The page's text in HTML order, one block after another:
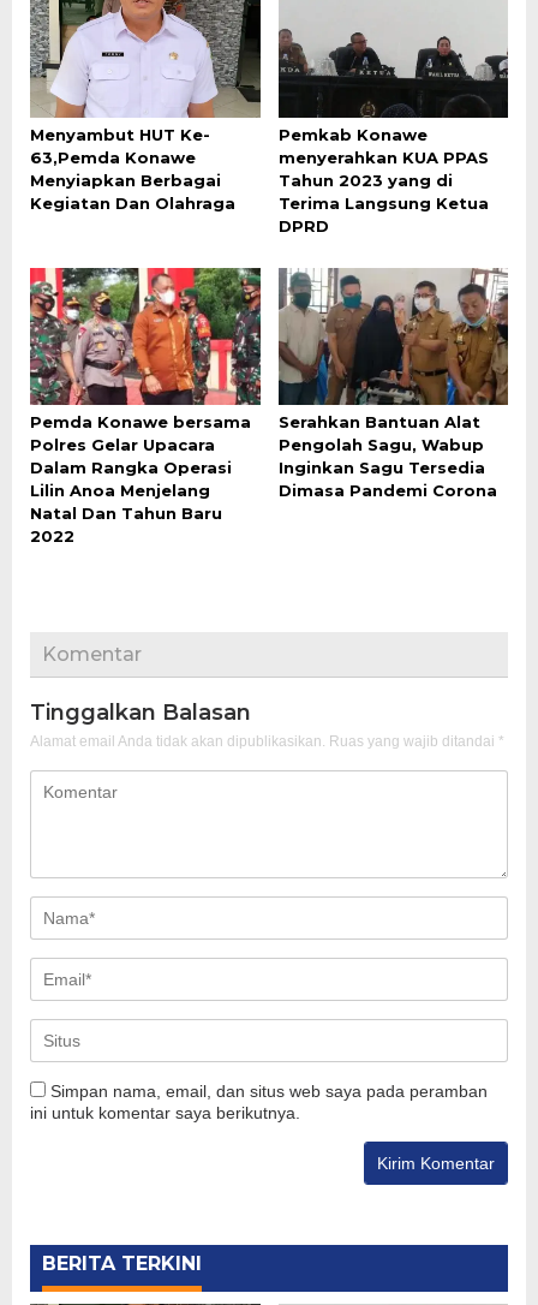
Menyambut HUT Ke-
63,Pemda Konawe
Menyiapkan Berbagai
Kegiatan Dan Olahraga
Pemkab Konawe
menyerahkan KUA PPAS
Tahun 2023 yang di
Terima Langsung Ketua
DPRD
Pemda Konawe bersama
Polres Gelar Upacara
Dalam Rangka Operasi
Lilin Anoa Menjelang
Natal Dan Tahun Baru
2022
Serahkan Bantuan Alat
Pengolah Sagu, Wabup
Inginkan Sagu Tersedia
Dimasa Pandemi Corona
Komentar
Tinggalkan Balasan
Alamat email Anda tidak akan dipublikasikan. Ruas yang wajib ditandai *
Simpan nama, email, dan situs web saya pada peramban
ini untuk komentar saya berikutnya.
BERITA TERKINI